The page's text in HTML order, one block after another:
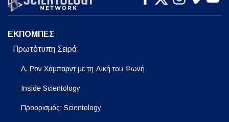
ΣΕΙΡΑ
ΕΚΠΟΜΠΕΣ
Πρωτότυπη Σειρά
Λ. Ρον Χάμπαρντ με τη Δική του Φωνή
Inside Scientology
Προορισμός: Scientology